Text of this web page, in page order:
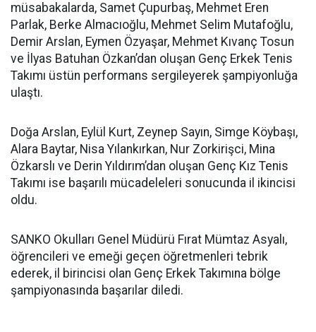
müsabakalarda, Samet Çupurbaş, Mehmet Eren
Parlak, Berke Almacıoğlu, Mehmet Selim Mutafoğlu,
Demir Arslan, Eymen Özyaşar, Mehmet Kıvanç Tosun
ve İlyas Batuhan Özkan’dan oluşan Genç Erkek Tenis
Takımı üstün performans sergileyerek şampiyonluğa
ulaştı.
Doğa Arslan, Eylül Kurt, Zeynep Sayın, Simge Köybaşı,
Alara Baytar, Nisa Yılankırkan, Nur Zorkirişci, Mina
Özkarslı ve Derin Yıldırım’dan oluşan Genç Kız Tenis
Takımı ise başarılı mücadeleleri sonucunda il ikincisi
oldu.
SANKO Okulları Genel Müdürü Fırat Mümtaz Asyalı,
öğrencileri ve emeği geçen öğretmenleri tebrik
ederek, il birincisi olan Genç Erkek Takımına bölge
şampiyonasında başarılar diledi.